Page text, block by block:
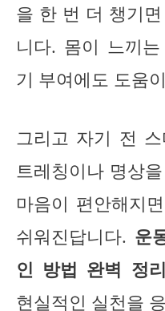
을 한 번 더 챙기
니다. 몸이 느끼
기 부여에도 도움
그리고 자기 전
트레칭이나 명상
마음이 편안해지
쉬워진답니다. 운
인 방법 완벽 정
현실적인 실천을